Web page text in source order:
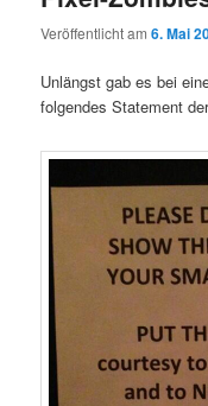
Veröffentlicht am6. Mai
Unlängst gab es bei
folgendes Statement